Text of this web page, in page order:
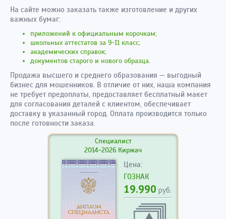
На сайте можно заказать также изготовление и других
важных бумаг:
приложений к официальным корочкам;
школьных аттестатов за 9-11 класс;
академических справок;
документов старого и нового образца.
Продажа высшего и среднего образования — выгодный
бизнес для мошенников. В отличие от них, наша компания
не требует предоплаты, предоставляет бесплатный макет
для согласования деталей с клиентом, обеспечивает
доставку в указанный город. Оплата производится только
после готовности заказа.
Специалист
2014-2026 Киржач
Цена:
ГОЗНАК
19.990 руб.